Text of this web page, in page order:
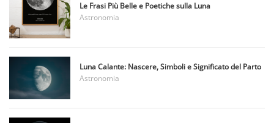
Le Frasi Più Belle e Poetiche sulla Luna
Astronomia
Luna Calante: Nascere, Simboli e Significato del Parto
Astronomia